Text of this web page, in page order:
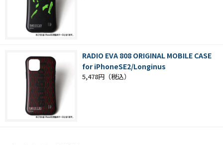
RADIO EVA 808 ORIGINAL MOBILE CASE
for iPhoneSE2/Longinus
5,478円